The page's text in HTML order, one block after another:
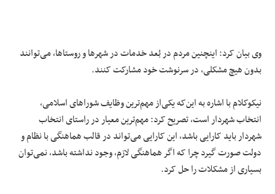
وی بیان کرد: اینچنین مردم در بُعد خدمات در شهرها و روستاها، می‌توانند
بدون هیچ مشکلی، در سرنوشت خود مشارکت ‌کنند. ‌
نیکوکلام با اشاره به این‌که یکی‌از مهم‌ترین وظایف شوراهای اسلامی،
انتخاب شهردار است، تصریح کرد: مهم‌ترین معیار ‌در راستای انتخاب
شهردار باید کارایی باشد، این کارایی می‌تواند در قالب هماهنگی با نظام و
دولت صورت گیرد چرا که اگر ‌هماهنگی لازم، وجود نداشته باشد، نمی‌توان
بسیاری از مشکلات را حل کرد. ‌